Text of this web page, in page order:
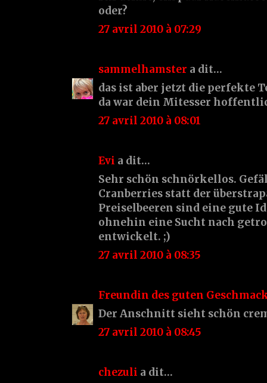
oder?
27 avril 2010 à 07:29
sammelhamster a dit…
das ist aber jetzt die perfekte
da war dein Mitesser
27 avril 2010 à 08:01
Evi a dit…
Sehr schön schnörkellos.
Cranberries statt der
Preiselbeeren sind eine gute
ohnehin eine Sucht nach
entwickelt. ;)
27 avril 2010 à 08:35
Freundin des guten
Der Anschnitt sieht schön
27 avril 2010 à 08:45
chezuli a dit…